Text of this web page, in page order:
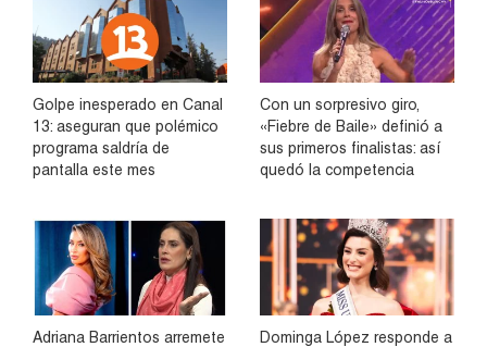
Golpe inesperado en Canal
13: aseguran que polémico
programa saldría de
pantalla este mes
Con un sorpresivo giro,
«Fiebre de Baile» definió a
sus primeros finalistas: así
quedó la competencia
Adriana Barrientos arremete
Dominga López responde a